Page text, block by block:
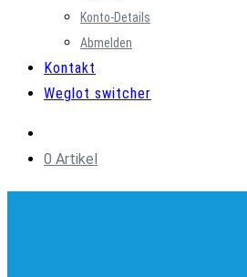
Konto-Details
Abmelden
Kontakt
Weglot switcher
0 Artikel